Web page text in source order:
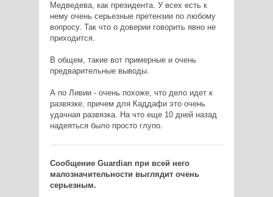
Медведева, как президента. У всех есть к
нему очень серьезные претензии по любому
вопросу. Так что о доверии говорить явно не
приходится.
В общем, такие вот примерные и очень
предварительные выводы.
А по Ливии - очень похоже, что дело идет к
развязке, причем для Каддафи это очень
удачная развязка. На что еще 10 дней назад
надеяться было просто глупо.
Сообщение Guardian при всей него
малозначительности выглядит очень
серьезным.